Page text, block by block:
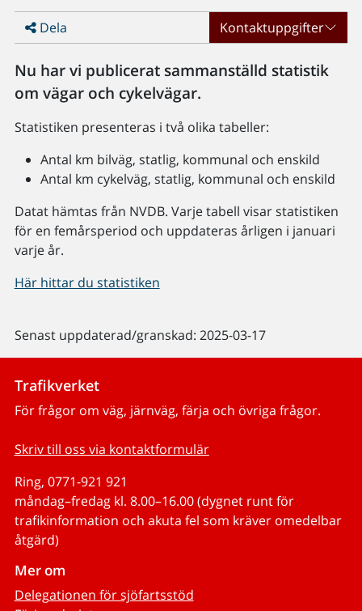
Dela Kontaktuppgifter
Nu har vi publicerat sammanställd statistik
om vägar och cykelvägar.
Statistiken presenteras i två olika tabeller:
Antal km bilväg, statlig, kommunal och enskild
Antal km cykelväg, statlig, kommunal och enskild
Datat hämtas från NVDB. Varje tabell visar statistiken
för en femårsperiod och uppdateras årligen i januari
varje år.
Här hittar du statistiken
Senast uppdaterad/granskad: 2025-03-17
Trafikverket
För frågor om väg, järnväg, färja och övriga frågor.
Skriv till oss via kontaktformulär
Ring, 0771-921 921
måndag–fredag kl. 8.00–16.00 (dygnet runt för
trafikinformation och akuta fel som kräver omedelbar
åtgärd)
Mer om
Delegationen för sjöfartsstöd